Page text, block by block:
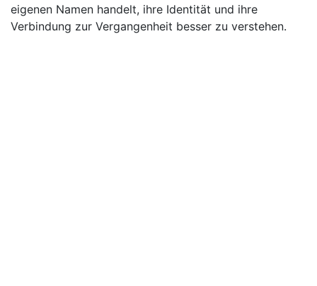
eigenen Namen handelt, ihre Identität und ihre
Verbindung zur Vergangenheit besser zu verstehen.